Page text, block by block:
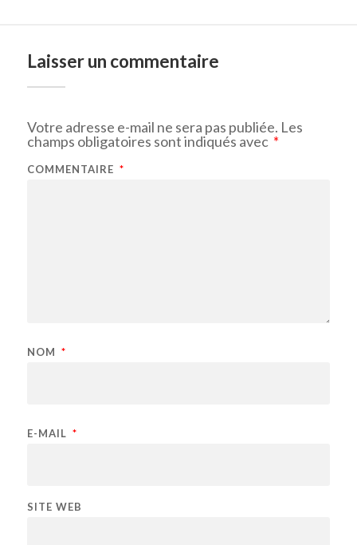
Laisser un commentaire
Votre adresse e-mail ne sera pas publiée. Les
champs obligatoires sont indiqués avec *
COMMENTAIRE *
NOM *
E-MAIL *
SITE WEB